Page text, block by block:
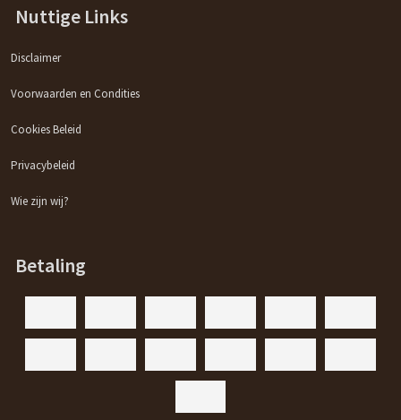
Nuttige Links
Disclaimer
Voorwaarden en Condities
Cookies Beleid
Privacybeleid
Wie zijn wij?
Betaling